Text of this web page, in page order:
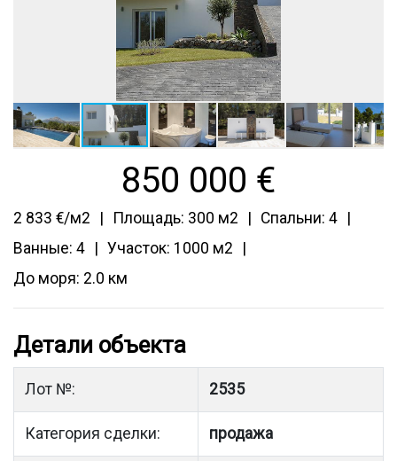
850 000 €
2 833 €/м2 Площадь: 300 м2
Спальни: 4
Ванные: 4
Участок: 1000 м2
До моря: 2.0 км
Детали объекта
Лот №: 2535
Категория сделки: продажа